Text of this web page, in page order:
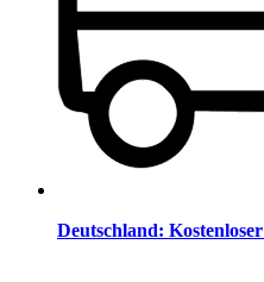
Deutschland: